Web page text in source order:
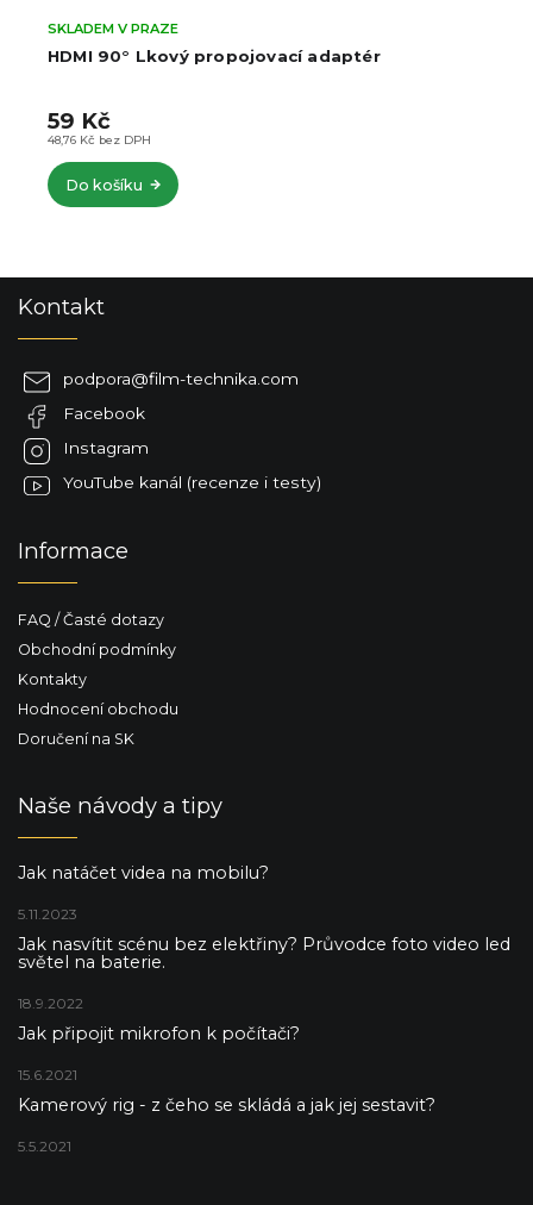
HDMI 90° Lkový propojovací adaptér
SKLADEM V PRAZE
48,76 Kč bez DPH
59 Kč
Do košíku
Kontakt
podpora@film-technika.com
Facebook
Instagram
YouTube kanál (recenze i testy)
Informace
FAQ / Časté dotazy
Obchodní podmínky
Kontakty
Hodnocení obchodu
Doručení na SK
Naše návody a tipy
Jak natáčet videa na mobilu?
5.11.2023
Jak nasvítit scénu bez elektřiny? Průvodce foto video led
světel na baterie.
18.9.2022
Jak připojit mikrofon k počítači?
15.6.2021
Kamerový rig - z čeho se skládá a jak jej sestavit?
5.5.2021